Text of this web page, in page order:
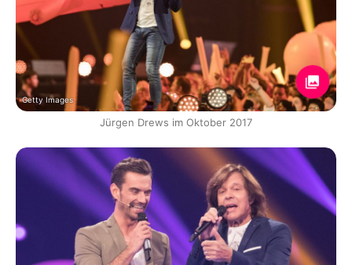
Getty Images
Jürgen Drews im Oktober 2017